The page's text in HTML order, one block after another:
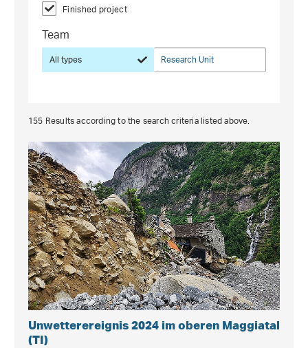
Finished project
Team
All types Research Unit
155Results according to the search criteria listed above.
Unwetterereignis 2024 im oberen Maggiatal
(TI)